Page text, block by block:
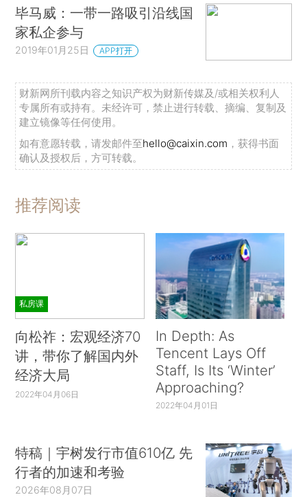
毕马威：一带一路吸引沿线国
家私企参与
2019年01月25日 APP打开
财新网所刊载内容之知识产权为财新传媒及/或相关权利人
专属所有或持有。未经许可，禁止进行转载、摘编、复制及
建立镜像等任何使用。
如有意愿转载，请发邮件至hello@caixin.com ，获得书面
确认及授权后，方可转载。
推荐阅读
私房课
向松祚：宏观经济70
讲，带你了解国内外
经济大局
2022年04月06日
In Depth: As
Tencent Lays Off
Staff, Is Its ‘Winter’
Approaching?
2022年04月01日
特稿｜宇树发行市值610亿 先
行者的加速和考验
2026年08月07日